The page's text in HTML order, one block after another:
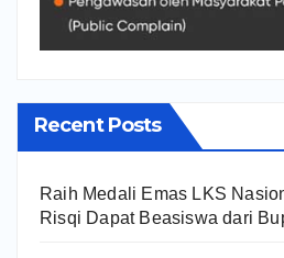
Recent Posts
Raih Medali Emas LKS
Risqi Dapat Beasiswa dari